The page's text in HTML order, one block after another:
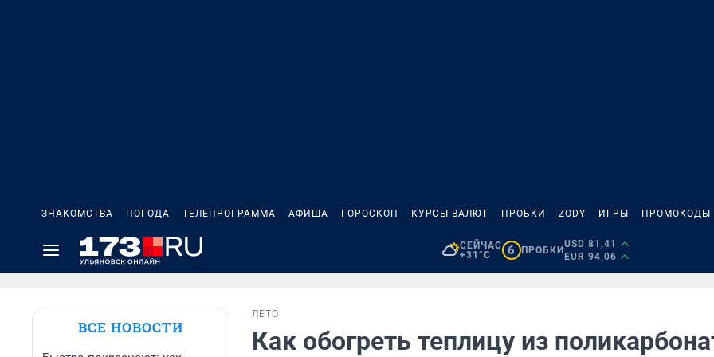
ЗНАКОМСТВА ПОГОДА ТЕЛЕПРОГРАММА АФИША ГОРОСКОП КУРСЫ ВАЛЮТ ПРОБКИ ZODY ИГРЫ ПРОМОКОДЫ
СЕЙЧАС
+31°C
6 ПРОБКИ
USD 81,41
EUR 94,06
ВСЕ НОВОСТИ
ЛЕТО
Как обогреть теплицу из